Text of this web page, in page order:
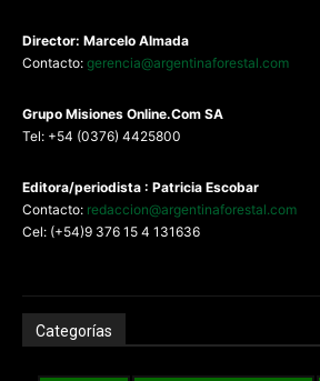
Director: Marcelo Almada
Contacto: gerencia@argentinaforestal.com
Grupo Misiones Online.Com SA
Tel: +54 (0376) 4425800
Editora/periodista : Patricia Escobar
Contacto: redaccion@argentinaforestal.com
Cel: (+54)9 376 15 4 131636
Categorías